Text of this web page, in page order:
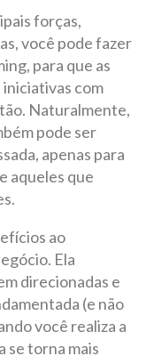
forças,
você pode fazer
para que as
com
Naturalmente,
pode ser
apenas para
aqueles que
ao
Ela
direcionadas e
(e não
você realiza a
se torna mais